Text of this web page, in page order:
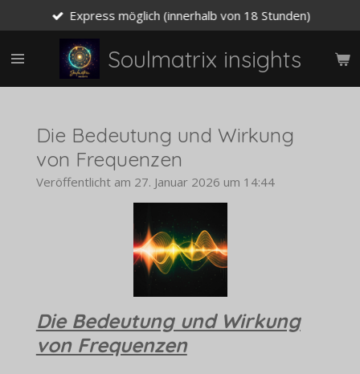
Hauptinhalt
springen
Soulmatrix insights
Express möglich (innerhalb von 18 Stunden)
Die Bedeutung und Wirkung
von Frequenzen
Veröffentlicht am 27. Januar 2026 um 14:44
Die Bedeutung und Wirkung
von Frequenzen